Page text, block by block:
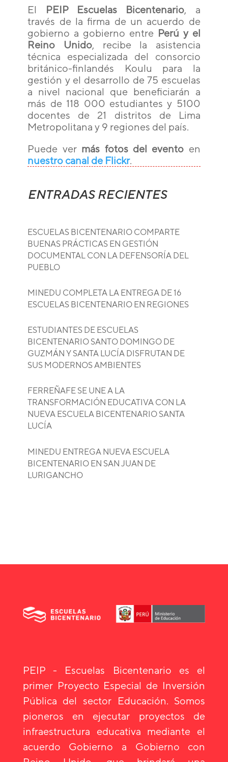
El PEIP Escuelas Bicentenario, a
través de la firma de un acuerdo de
gobierno a gobierno entre Perú y el
Reino Unido, recibe la asistencia
técnica especializada del consorcio
británico-finlandés Koulu para la
gestión y el desarrollo de 75 escuelas
a nivel nacional que beneficiarán a
más de 118 000 estudiantes y 5100
docentes de 21 distritos de Lima
Metropolitana y 9 regiones del país.
Puede ver más fotos del evento en
nuestro canal de Flickr.
ENTRADAS RECIENTES
ESCUELAS BICENTENARIO COMPARTE
BUENAS PRÁCTICAS EN GESTIÓN
DOCUMENTAL CON LA DEFENSORÍA DEL
PUEBLO
MINEDU COMPLETA LA ENTREGA DE 16
ESCUELAS BICENTENARIO EN REGIONES
ESTUDIANTES DE ESCUELAS
BICENTENARIO SANTO DOMINGO DE
GUZMÁN Y SANTA LUCÍA DISFRUTAN DE
SUS MODERNOS AMBIENTES
FERREÑAFE SE UNE A LA
TRANSFORMACIÓN EDUCATIVA CON LA
NUEVA ESCUELA BICENTENARIO SANTA
LUCÍA
MINEDU ENTREGA NUEVA ESCUELA
BICENTENARIO EN SAN JUAN DE
LURIGANCHO
PEIP - Escuelas Bicentenario es el
primer Proyecto Especial de Inversión
Pública del sector Educación. Somos
pioneros en ejecutar proyectos de
infraestructura educativa mediante el
acuerdo Gobierno a Gobierno con